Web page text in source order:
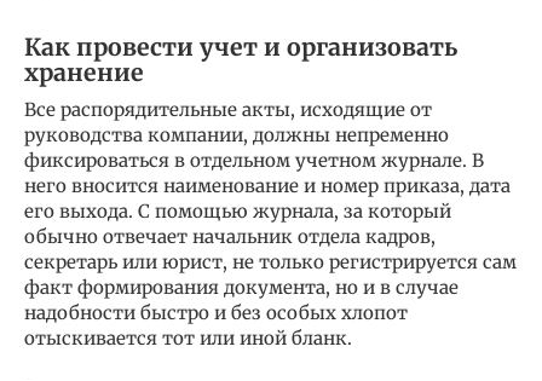
Как провести учет и организовать
хранение
Все распорядительные акты, исходящие от
руководства компании, должны непременно
фиксироваться в отдельном учетном журнале. В
него вносится наименование и номер приказа, дата
его выхода. С помощью журнала, за который
обычно отвечает начальник отдела кадров,
секретарь или юрист, не только регистрируется сам
факт формирования документа, но и в случае
надобности быстро и без особых хлопот
отыскивается тот или иной бланк.